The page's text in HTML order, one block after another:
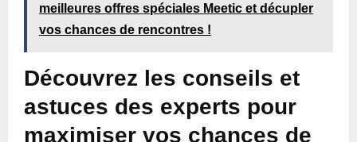
meilleures offres spéciales Meetic et décupler
vos chances de rencontres !
Découvrez les conseils et
astuces des experts pour
maximiser vos chances de